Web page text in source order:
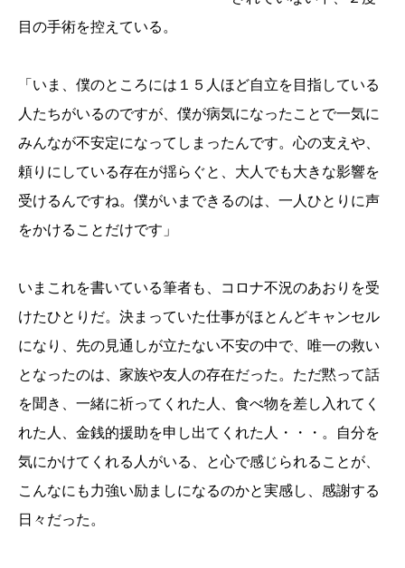
目の手術を控えている。
「いま、僕のところには１５人ほど自立を目指している
人たちがいるのですが、僕が病気になったことで一気に
みんなが不安定になってしまったんです。心の支えや、
頼りにしている存在が揺らぐと、大人でも大きな影響を
受けるんですね。僕がいまできるのは、一人ひとりに声
をかけることだけです」
いまこれを書いている筆者も、コロナ不況のあおりを受
けたひとりだ。決まっていた仕事がほとんどキャンセル
になり、先の見通しが立たない不安の中で、唯一の救い
となったのは、家族や友人の存在だった。ただ黙って話
を聞き、一緒に祈ってくれた人、食べ物を差し入れてく
れた人、金銭的援助を申し出てくれた人・・・。自分を
気にかけてくれる人がいる、と心で感じられることが、
こんなにも力強い励ましになるのかと実感し、感謝する
日々だった。